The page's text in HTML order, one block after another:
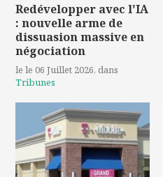
Redévelopper avec l'IA
: nouvelle arme de
dissuasion massive en
négociation
le le 06 Juillet 2026, dans
Tribunes